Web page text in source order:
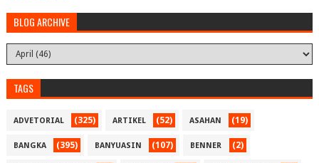
BLOG ARCHIVE
TAGS
ADVETORIAL (325) ARTIKEL (52) ASAHAN (19)
BANGKA (395) BANYUASIN (107) BENNER (2)